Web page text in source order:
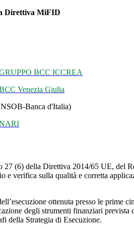
Direttiva MiFID
BCC ICCREA
Venezia Giulia
Banca d'Italia)
27 (6) della Direttiva 2014/65 UE,
verifica sulla qualità e corretta
ottenuta presso le prime
degli strumenti finanziari
della Strategia di Esecuzione.